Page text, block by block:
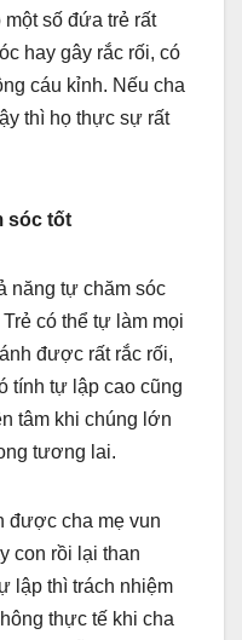
số đứa trẻ rất
hay gây rắc rối, có
cáu kỉnh. Nếu cha
thì họ thực sự rất
sóc tốt
năng tự chăm sóc
có thể tự làm mọi
được rất rắc rối,
tính tự lập cao cũng
tâm khi chúng lớn
tương lai.
được cha mẹ vun
con rồi lại than
lập thì trách nhiệm
thực tế khi cha